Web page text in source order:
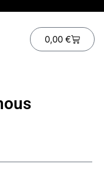
0,00 €